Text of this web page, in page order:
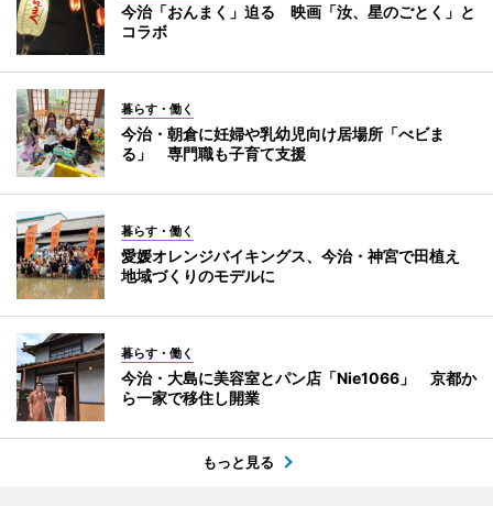
今治「おんまく」迫る 映画「汝、星のごとく」と
コラボ
暮らす・働く
今治・朝倉に妊婦や乳幼児向け居場所「べビま
る」 専門職も子育て支援
暮らす・働く
愛媛オレンジバイキングス、今治・神宮で田植え
地域づくりのモデルに
暮らす・働く
今治・大島に美容室とパン店「Nie1066」 京都か
ら一家で移住し開業
もっと見る